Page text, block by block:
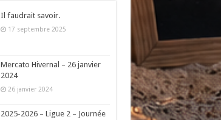
Il faudrait savoir.
17 septembre 2025
Mercato Hivernal – 26 janvier
2024
26 janvier 2024
2025-2026 – Ligue 2 – Journée